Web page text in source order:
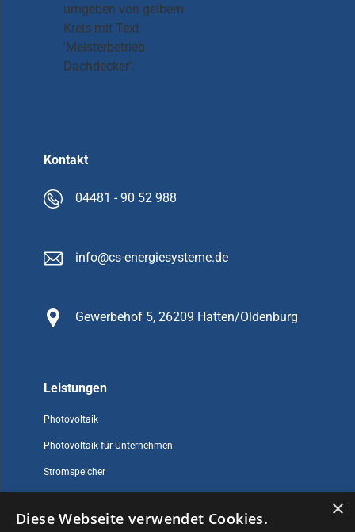
Kontakt
04481 - 90 52 988
info@cs-energiesysteme.de
Gewerbehof 5, 26209 Hatten/Oldenburg
Leistungen
Photovoltaik
Photovoltaik für Unternehmen
Stromspeicher
Sonstiges
×
Diese Webseite verwendet Cookies.